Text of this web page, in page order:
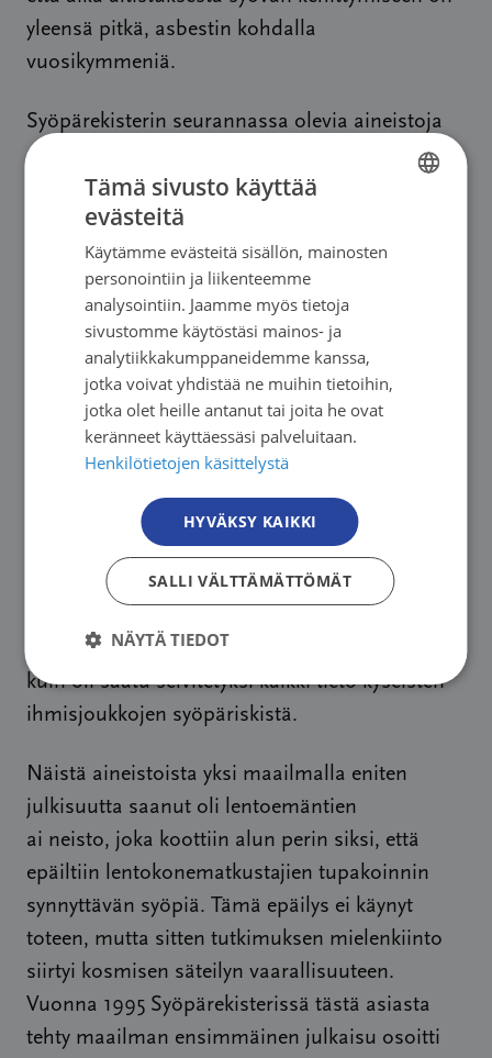
yleensä pitkä, asbestin kohdalla
vuosikymmeniä.
Syöpärekisterin seurannassa olevia aineistoja
oli toista sataa, ja ne pidettiin niin alati
muuttuvan tietojenkäsittelytekniikan kuin
vuosittaisten kuolinpäivitysten puolesta
ajanmukaisina niin, että milloin tahansa
pystyttiin tarvittaessa laskemaan
syöpäriskiluvut noin päivän varoajalla.
Nykyisten tutkimuslupatulkintojen ja -
käytänteiden aikana on valitettavasti käynyt
niin, että aineistojen säilyttäminen
Syöpärekisterissä myöhemmin tehtävää
mahdottomaksi ja jopa laittomaksi.
Syöpärekisteriin yritettiin sitkeästi vuosikausien
ajan turhaan saada tutkimusaineistojen
joukko aineistoja jouduttiin tuhoamaan ennen
kuin oli saatu selvitetyksi kaikki tieto kyseisten
ihmisjoukkojen syöpäriskistä.
Näistä aineistoista yksi maailmalla eniten
julkisuutta saanut oli lentoemäntien
ai neisto, joka koottiin alun perin siksi, että
epäiltiin lentokonematkustajien tupakoinnin
synnyttävän syöpiä. Tämä epäilys ei käynyt
toteen, mutta sitten tutkimuksen mielenkiinto
siirtyi kosmisen säteilyn vaarallisuuteen.
Vuonna 1995 Syöpärekisterissä tästä asiasta
tehty maailman ensimmäinen julkaisu osoitti
FINNISH
Tämä sivusto käyttää
evästeitä
Käytämme evästeitä sisällön, mainosten
personointiin ja liikenteemme
analysointiin. Jaamme myös tietoja
sivustomme käytöstäsi mainos- ja
analytiikkakumppaneidemme kanssa,
jotka voivat yhdistää ne muihin tietoihin,
jotka olet heille antanut tai joita he ovat
keränneet käyttäessäsi palveluitaan.
Henkilötietojen käsittelystä
HYVÄKSY KAIKKI
SALLI VÄLTTÄMÄTTÖMÄT
NÄYTÄ TIEDOT